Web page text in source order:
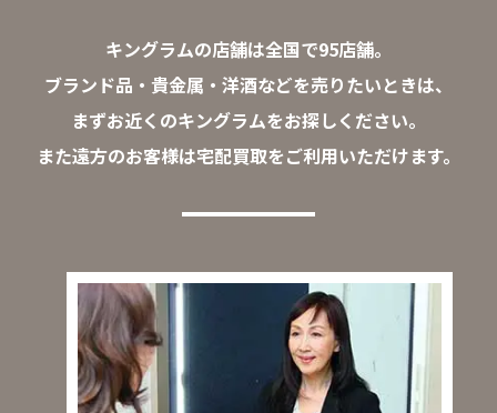
キングラムの店舗は全国で95店舗。
ブランド品・貴金属・洋酒などを売りたいときは、
まずお近くのキングラムをお探しください。
また遠方のお客様は宅配買取をご利用いただけます。